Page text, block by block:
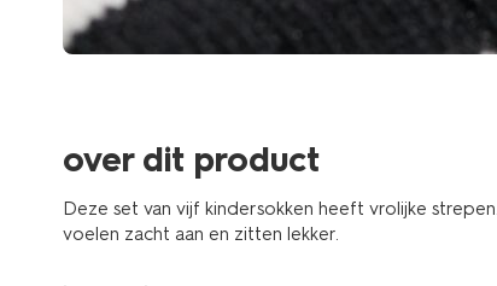
over dit product
Deze set van vijf kindersokken heeft vrolijke
voelen zacht aan en zitten lekker.